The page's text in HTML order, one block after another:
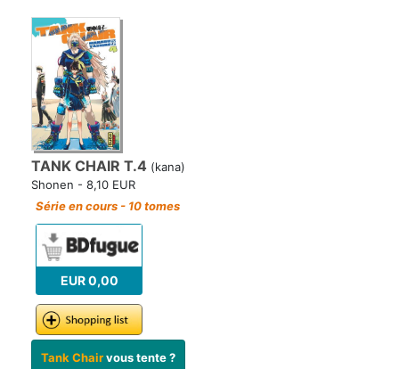
TANK CHAIR T.4 (kana)
Shonen - 8,10 EUR
Série en cours - 10 tomes
EUR 0,00
Tank Chairvous tente ?